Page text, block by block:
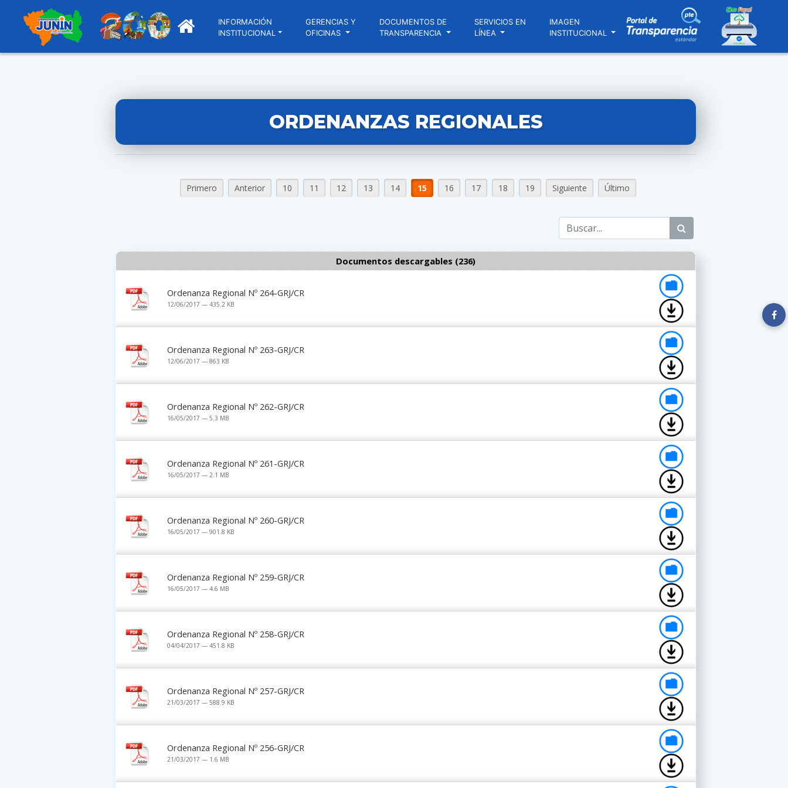
INFORMACIÓN
INSTITUCIONAL
GERENCIAS Y
OFICINAS
DOCUMENTOS DE
TRANSPARENCIA
SERVICIOS EN
LÍNEA
IMAGEN
INSTITUCIONAL
ORDENANZAS REGIONALES
Primero Anterior 10 11 12 13 14 15 16 17 18 19 Siguiente Último
Documentos descargables (236)
Ordenanza Regional Nº 264-GRJ/CR
12/06/2017 — 435.2 KB
Ordenanza Regional Nº 263-GRJ/CR
12/06/2017 — 863 KB
Ordenanza Regional Nº 262-GRJ/CR
16/05/2017 — 5.3 MB
Ordenanza Regional Nº 261-GRJ/CR
16/05/2017 — 2.1 MB
Ordenanza Regional Nº 260-GRJ/CR
16/05/2017 — 901.8 KB
Ordenanza Regional Nº 259-GRJ/CR
16/05/2017 — 4.6 MB
Ordenanza Regional Nº 258-GRJ/CR
04/04/2017 — 451.8 KB
Ordenanza Regional Nº 257-GRJ/CR
21/03/2017 — 588.9 KB
Ordenanza Regional Nº 256-GRJ/CR
21/03/2017 — 1.6 MB